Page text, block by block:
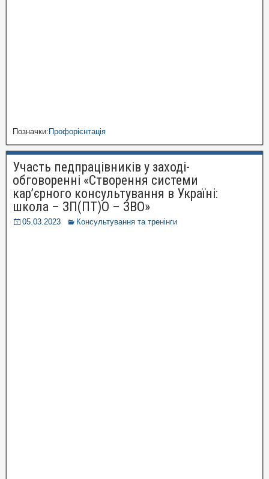
Позначки:Профорієнтація
Участь педпрацівників у заході-
обговоренні «Створення системи
кар’єрного консультування в Україні:
школа – ЗП(ПТ)О – ЗВО»
05.03.2023 Консультування та тренінги